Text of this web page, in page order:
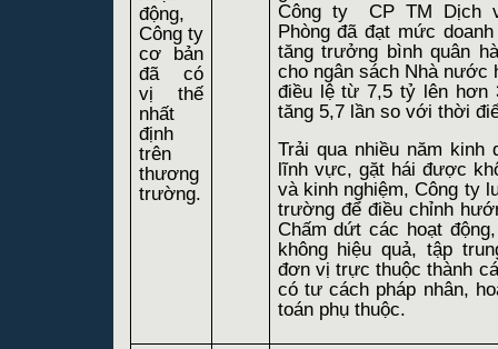
động,
Công ty
cơ bản
đã có
vị thế
nhất
định
trên
thương
trường.
Công ty
CP TM Dịch
Phòng đã đạt mức
tăng trưởng bình quân
cho ngân sách Nhà nước
điều lệ từ 7,5 tỷ lên hơn
tăng 5,7 lần so với thời
Trải qua nhiều năm kinh
lĩnh vực, gặt hái được
và kinh nghiệm, Công ty
trường để điều chỉnh
Chấm dứt các hoạt
không hiệu quả, tập
đơn vị trực thuộc thành
có tư cách pháp nhân,
toán phụ thuộc.